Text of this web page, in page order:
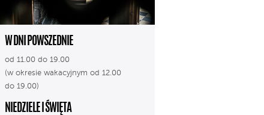
W DNI POWSZEDNIE
od 11.00 do 19.00
(w okresie wakacyjnym od 12.00
do 19.00)
NIEDZIELE I ŚWIĘTA